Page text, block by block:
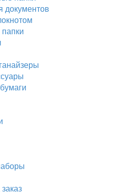
документов